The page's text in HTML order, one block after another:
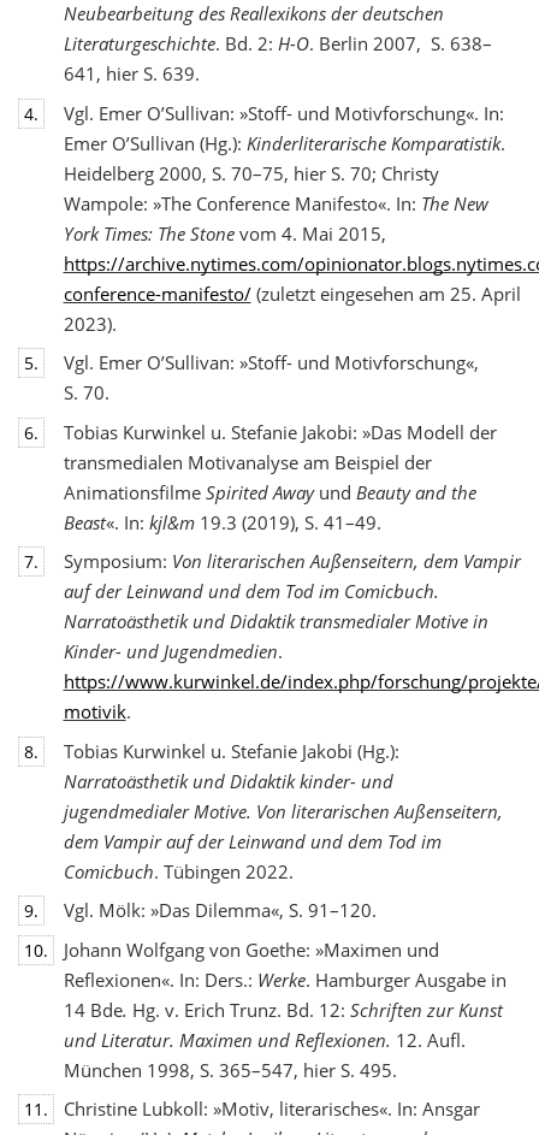
Neubearbeitung des Reallexikons der deutschen
Literaturgeschichte. Bd. 2: H-O. Berlin 2007, S. 638–
641, hier S. 639.
4.
Vgl. Emer O’Sullivan: »Stoff- und Motivforschung«. In:
Emer O’Sullivan (Hg.): Kinderliterarische Komparatistik.
Heidelberg 2000, S. 70–75, hier S. 70; Christy
Wampole: »The Conference Manifesto«. In: The New
York Times: The Stonevom 4. Mai 2015,
https://archive.nytimes.com/
conference-manifesto/(zuletzt eingesehen am 25. April
2023).
5.
Vgl. Emer O’Sullivan: »Stoff- und Motivforschung«,
S. 70.
6.
Tobias Kurwinkel u. Stefanie Jakobi: »Das Modell der
transmedialen Motivanalyse am Beispiel der
Animationsfilme Spirited Awayund Beauty and the
Beast«. In: kjl&m19.3 (2019), S. 41–49.
7. Symposium: Von literarischen Außenseitern, dem Vampir
auf der Leinwand und dem Tod im Comicbuch.
Narratoästhetik und Didaktik transmedialer Motive in
Kinder- und Jugendmedien.
https://www.kurwinkel.de/index.php/forschung/
motivik.
8.
Tobias Kurwinkel u. Stefanie Jakobi (Hg.):
Narratoästhetik und Didaktik kinder- und
jugendmedialer Motive. Von literarischen Außenseitern,
dem Vampir auf der Leinwand und dem Tod im
Comicbuch. Tübingen 2022.
9. Vgl. Mölk: »Das Dilemma«, S. 91–120.
10.
Johann Wolfgang von Goethe: »Maximen und
Reflexionen«. In: Ders.: Werke. Hamburger Ausgabe in
14 Bde. Hg. v. Erich Trunz. Bd. 12: Schriften zur Kunst
und Literatur. Maximen und Reflexionen. 12. Aufl.
München 1998, S. 365–547, hier S. 495.
11.
Christine Lubkoll: »Motiv, literarisches«. In: Ansgar